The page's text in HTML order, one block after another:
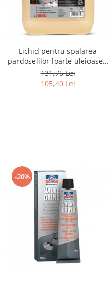
Lichid pentru spalarea
pardoselilor foarte uleioase -
bidon 5 L
131,75 Lei
105,40 Lei
-20%